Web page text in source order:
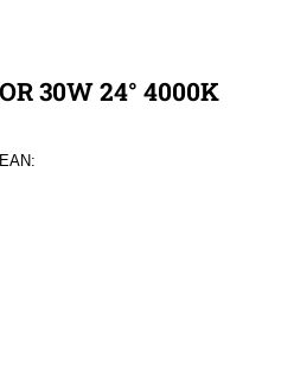
30W 24° 4000K